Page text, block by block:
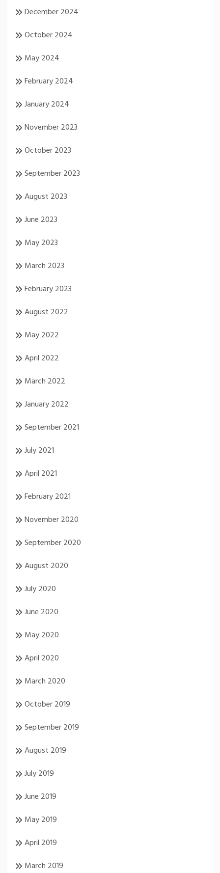
December 2024
October 2024
May 2024
February 2024
January 2024
November 2023
October 2023
September 2023
August 2023
June 2023
May 2023
March 2023
February 2023
August 2022
May 2022
April 2022
March 2022
January 2022
September 2021
July 2021
April 2021
February 2021
November 2020
September 2020
August 2020
July 2020
June 2020
May 2020
April 2020
March 2020
October 2019
September 2019
August 2019
July 2019
June 2019
May 2019
April 2019
March 2019